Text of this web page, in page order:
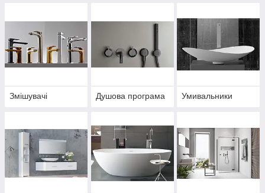
Змішувачі Душова програма Умивальники